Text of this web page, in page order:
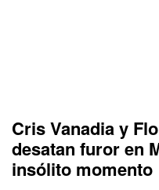
Cris Vanadia y
desatan furor en
insólito momento